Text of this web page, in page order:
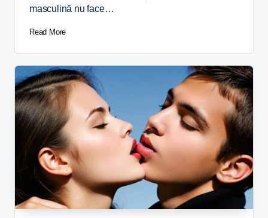
masculină nu face…
Read More